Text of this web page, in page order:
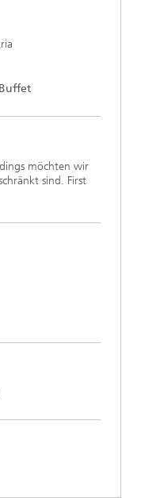
möchten wir
sind. First